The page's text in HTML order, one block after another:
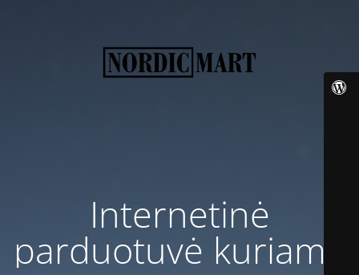
Internetinė
parduotuvė kuriama